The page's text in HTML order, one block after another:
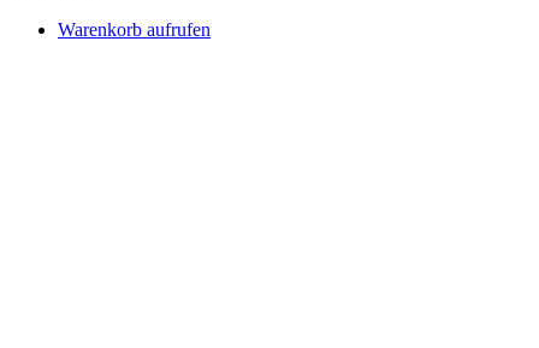
Warenkorb aufrufen